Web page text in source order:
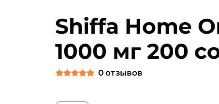
Shiffa Home
1000 мг 200
0 отзывов